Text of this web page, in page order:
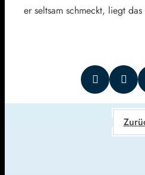
er seltsam schmeckt, liegt